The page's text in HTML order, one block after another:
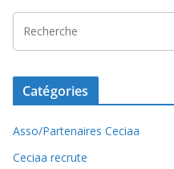
Catégories
Asso/Partenaires Ceciaa
Ceciaa recrute